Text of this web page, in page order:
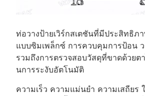
ท่อวางป้ายเวิร์กสเตชันที่มีประสิทธิภ
แบบซิมเพล็กซ์ การควบคุมการป้อน ว
รวมถึงการตรวจสอบวัสดุที่ขาดด้วยต
นการระงับอัตโนมัติ
ความเร็ว ความแม่นยำ ความเสถียร